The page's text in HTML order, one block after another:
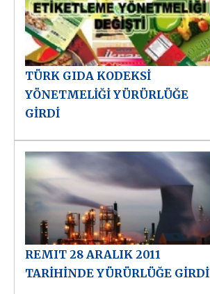
TÜRK GIDA KODEKSİ
YÖNETMELİĞİ YÜRÜRLÜĞE
GİRDİ
REMIT 28 ARALIK 2011
TARİHİNDE YÜRÜRLÜĞE GİRDİ